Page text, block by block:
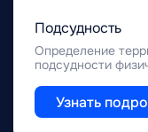
Подсудность
Определение
подсудности
Узнать